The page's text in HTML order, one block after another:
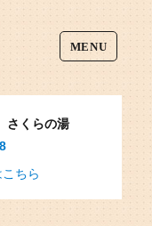
MENU
さくらの湯
ちら